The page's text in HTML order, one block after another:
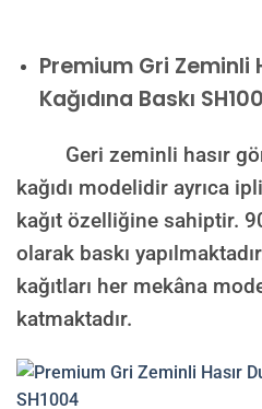
Premium Gri Zeminli
Kağıdına Baskı
Geri zeminli hasır
kağıdı modelidir ayrıca
kağıt özelliğine sahiptir.
olarak baskı
kağıtları her mekâna
katmaktadır.